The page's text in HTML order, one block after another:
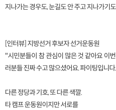
지나가는 경우도, 눈길도 안 주고 지나가기
[인터뷰] 지방선거 후보자 선거운동원
"시민분들이 참 관심이 많은 것 같아요 이
러분들 진짜 수고 많으셨어요. 파이팅입니
다른 정당과 기호, 또 다른 색깔.
타 캠프 운동원이지만 서로를